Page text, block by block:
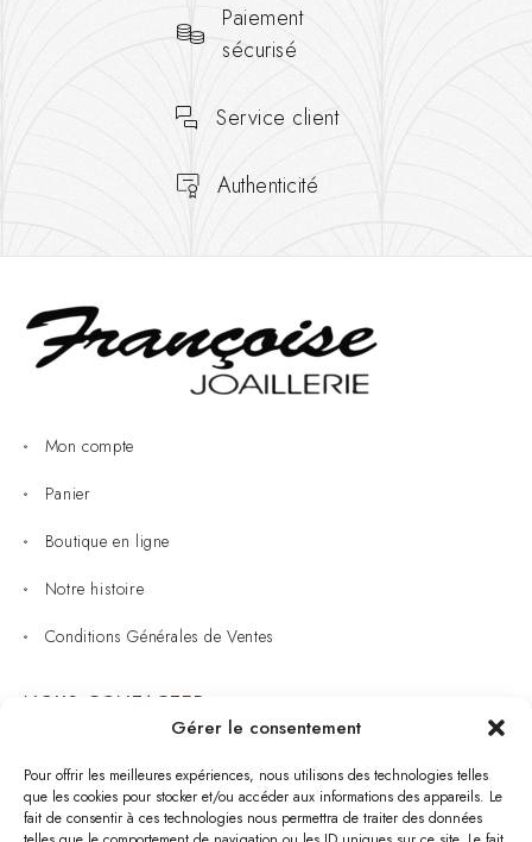
Gérer le consentement
Pour offrir les meilleures expériences, nous utilisons des technologies telles
que les cookies pour stocker et/ou accéder aux informations des appareils. Le
fait de consentir à ces technologies nous permettra de traiter des données
Paiement
sécurisé
Service client
Authenticité
Mon compte
Panier
Boutique en ligne
Notre histoire
Conditions Générales de Ventes
NOUS CONTACTER
Bijouterie : 05 53 53 64 11